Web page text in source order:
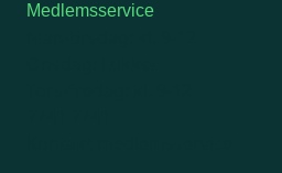
Medlemsservice